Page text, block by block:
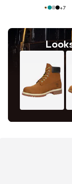
+7